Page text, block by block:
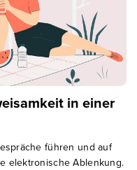
in einer
führen und auf
elektronische Ablenkung.